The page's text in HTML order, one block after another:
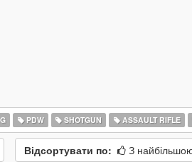
PDW SHOTGUN ASSAULT RIFLE
Відсортувати по: З найбільшою